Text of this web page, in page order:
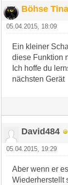
Böhse Tina
05.04.2015, 18:09
Ein kleiner
diese Funktion
Ich hoffe du
nächsten Gerät
David484
05.04.2015, 19:29
Aber wenn er
Wiederherstellt